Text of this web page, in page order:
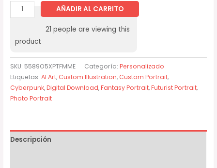
AÑADIR AL CARRITO
21 people are viewing this
product
SKU: 5589O5XPTFMME Categoría:Personalizado
Etiquetas:AI Art, Custom Illustration, Custom Portrait,
Cyberpunk,Digital Download,Fantasy Portrait,Futurist Portrait,
Photo Portrait
Descripción